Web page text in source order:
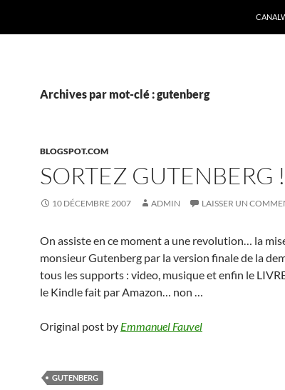
Archives par mot-clé : gutenberg
BLOGSPOT.COM
SORTEZ GUTENBERG !
10 DÉCEMBRE 2007 ADMIN LAISSER UN
On assiste en ce moment a une revolution… la
monsieur Gutenberg par la version finale de la
tous les supports : video, musique et enfin le
le Kindle fait par Amazon… non …
Original post by Emmanuel Fauvel
GUTENBERG